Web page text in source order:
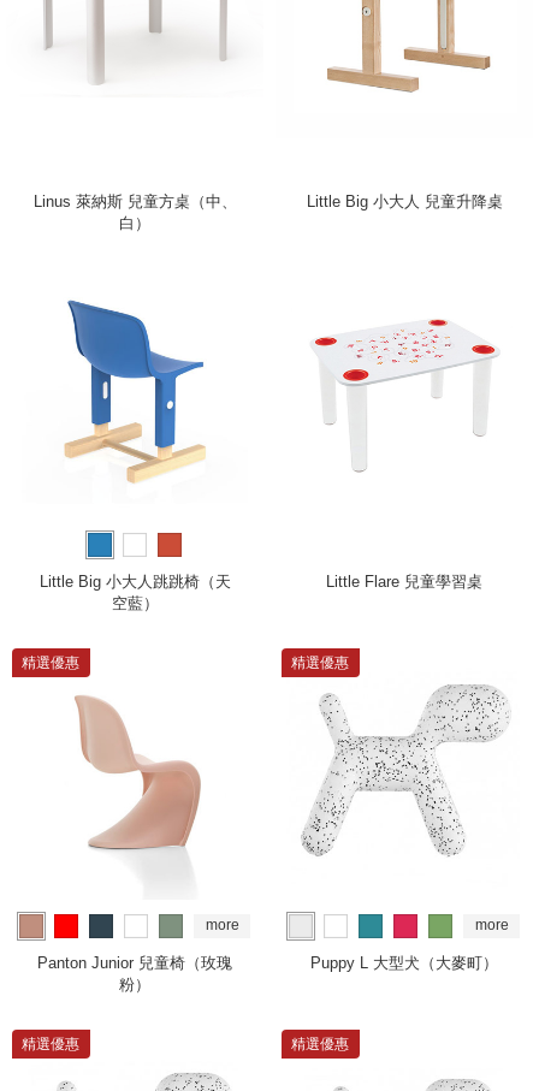
Linus 萊納斯 兒童方桌（中、
白）
Little Big 小大人 兒童升降桌
Little Big 小大人跳跳椅（天
空藍）
Little Flare 兒童學習桌
精選優惠
more
Panton Junior 兒童椅（玫瑰
粉）
精選優惠
more
Puppy L 大型犬（大麥町）
精選優惠 精選優惠